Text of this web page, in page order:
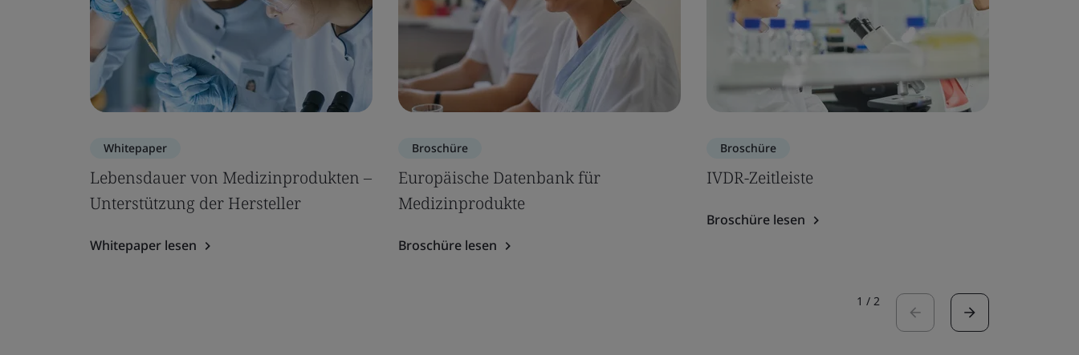
Whitepaper
Lebensdauer von Medizinprodukten –
Unterstützung der Hersteller
Whitepaper lesen
Broschüre
Europäische Datenbank für
Medizinprodukte
Broschüre lesen
Broschüre
IVDR-Zeitleiste
Broschüre lesen
1 / 2